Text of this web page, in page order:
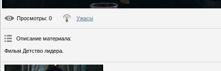
Просмотры: 0 Ужасы
Описание материала:
Фильм Детство лидера.